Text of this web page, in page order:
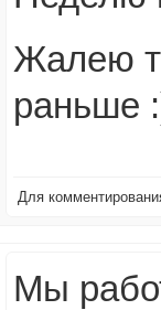
Жалею
раньше
Для
Мы